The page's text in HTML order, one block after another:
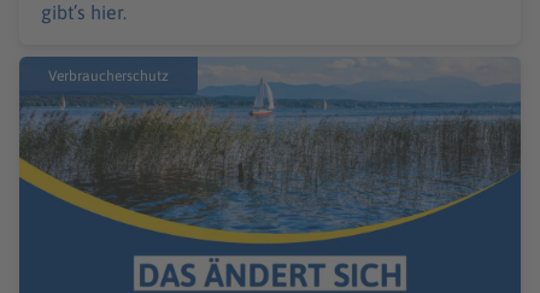
gibt’s hier.
Verbraucherschutz